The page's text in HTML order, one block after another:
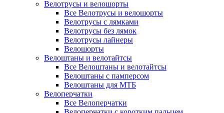
Велотрусы и велошорты
Все Велотрусы и велошорты
Велотрусы с лямками
Велотрусы без лямок
Велотрусы лайнеры
Велошорты
Велоштаны и велотайтсы
Все Велоштаны и велотайтсы
Велоштаны с памперсом
Велоштаны для МТБ
Велоперчатки
Все Велоперчатки